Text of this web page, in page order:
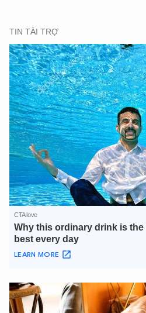
Hãy hỏi tôi bất kỳ điều
An Ninh Thủ Đô nhé.